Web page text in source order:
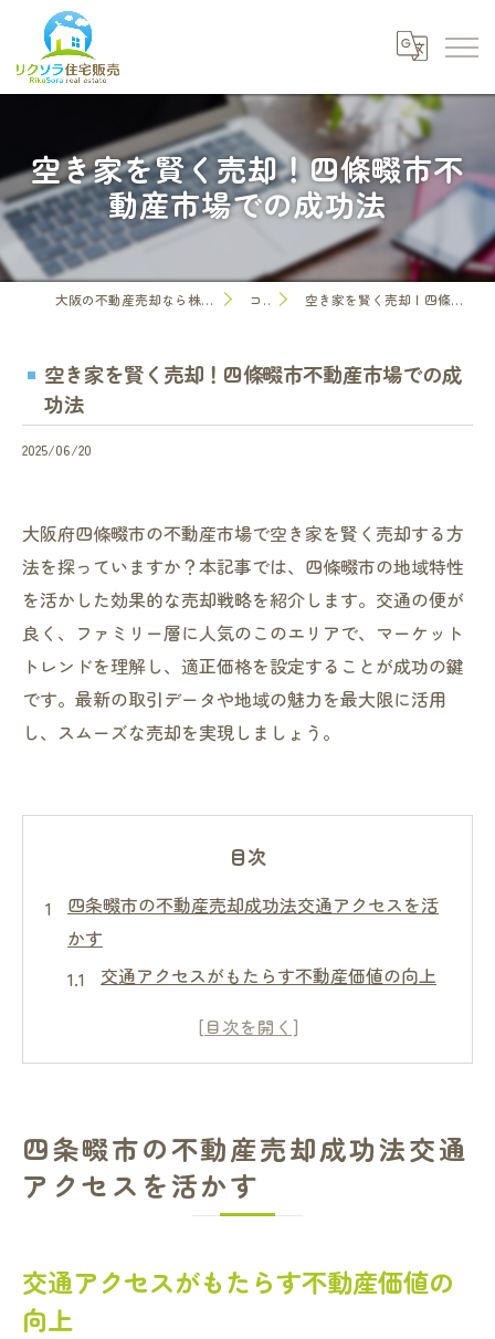
空き家を賢く売却！四條畷市不
動産市場での成功法
大阪の不動産売却なら株式会社リクソラ住宅販売 コラム 空き家を賢く売却！四條畷市不動産市場での成功法
空き家を賢く売却！四條畷市不動産市場での成
功法
2025/06/20
大阪府四條畷市の不動産市場で空き家を賢く売却する方
法を探っていますか？本記事では、四條畷市の地域特性
を活かした効果的な売却戦略を紹介します。交通の便が
良く、ファミリー層に人気のこのエリアで、マーケット
トレンドを理解し、適正価格を設定することが成功の鍵
です。最新の取引データや地域の魅力を最大限に活用
し、スムーズな売却を実現しましょう。
目次
四条畷市の不動産売却成功法交通アクセスを活
かす
交通アクセスがもたらす不動産価値の向上
交通網を利用した効果的な購買促進策
略
鉄道沿線のメリットを最大限に生かす方法
ファミリー層に響く四条畷市での空き家売却ポ
イント
四条畷市の不動産売却成功法交通
アクセスを活かす
交通アクセスがもたらす不動産価値の
向上